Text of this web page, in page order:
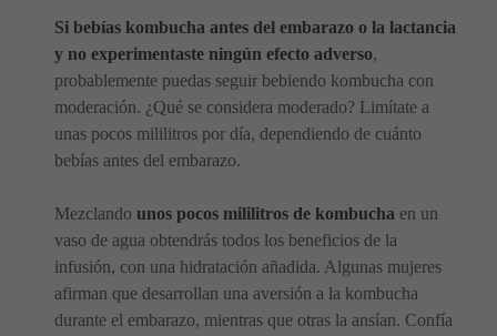
Si bebías kombucha antes del embarazo o la lactancia
y no experimentaste ningún efecto adverso,
probablemente puedas seguir bebiendo kombucha con
moderación. ¿Qué se considera moderado? Limítate a
unas pocos mililitros por día, dependiendo de cuánto
bebías antes del embarazo.
Mezclando unos pocos mililitros de kombucha en un
vaso de agua obtendrás todos los beneficios de la
infusión, con una hidratación añadida. Algunas mujeres
afirman que desarrollan una aversión a la kombucha
durante el embarazo, mientras que otras la ansían. Confía